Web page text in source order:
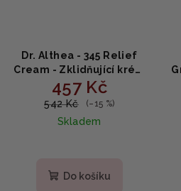
Dr. Althea - 345 Relief
Cream - Zklidňující krém
s niacinamidem 50ml
457 Kč
542 Kč (–15 %)
Skladem
produktu
Do košíku